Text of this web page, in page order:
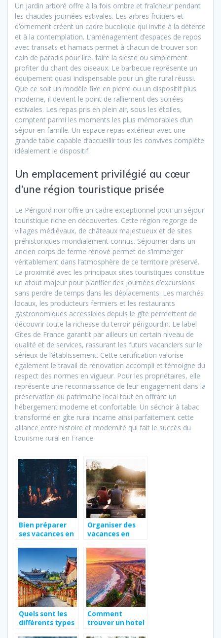
Un jardin arboré offre à la fois ombre et fraîcheur pendant
les chaudes journées estivales. Les arbres fruitiers et
d’ornement créent un cadre bucolique qui invite à la détente
et à la contemplation. L’aménagement d’espaces de repos
avec transats et hamacs permet à chacun de trouver son
coin de paradis pour lire, faire la sieste ou simplement
profiter du chant des oiseaux. Le barbecue représente un
équipement quasi indispensable pour un gîte rural réussi.
Que ce soit un modèle fixe en pierre ou un dispositif plus
moderne, il devient le point de ralliement des soirées
estivales. Les repas pris en plein air, sous les étoiles,
comptent parmi les moments les plus mémorables d’un
séjour en famille. Un espace repas extérieur avec une
grande table capable d’accueillir tous les convives complète
idéalement le dispositif.
Un emplacement privilégié au cœur
d’une région touristique prisée
Le Périgord noir offre un cadre exceptionnel pour un séjour
touristique riche en découvertes. Cette région regorge de
villages médiévaux, de châteaux majestueux et de sites
préhistoriques mondialement connus. Séjourner dans un
ancien corps de ferme rénové permet de s’immerger
véritablement dans l’atmosphère de ce territoire préservé.
La proximité avec les principaux sites touristiques constitue
un atout majeur pour planifier des journées d’excursions
sans perdre de temps dans les déplacements. Les marchés
locaux, les producteurs fermiers et les restaurants
gastronomiques accessibles depuis le gîte permettent de
découvrir toute la richesse du terroir périgourdin. Le label
Gîtes de France garantit par ailleurs un certain niveau de
qualité et de services, rassurant les futurs vacanciers sur le
sérieux de l’établissement. Cette certification valorise
également le travail de rénovation accompli et témoigne du
respect des normes en vigueur. Pour les propriétaires, elle
représente une reconnaissance de leur engagement dans la
préservation du patrimoine local tout en offrant un
hébergement moderne et confortable. Un séchoir à tabac
transformé en gîte rural incarne ainsi parfaitement cette
alliance entre histoire et modernité qui fait le succès du
tourisme rural en France.
Bien préparer
ses vacances en
Organiser des
vacances en
comment éviter
les dépenses
superflues ?
Quels sont les
différents types
Comment
trouver un hotel